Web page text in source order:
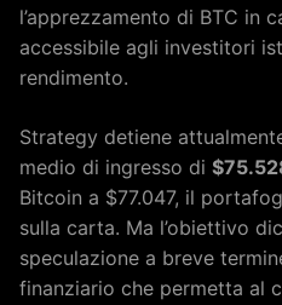
l’apprezzamento di BTC in
accessibile agli investitori
rendimento.
Strategy detiene
medio di ingresso di
Bitcoin a $77.047, il
sulla carta. Ma l’obiettivo
speculazione a breve
finanziario che permetta al